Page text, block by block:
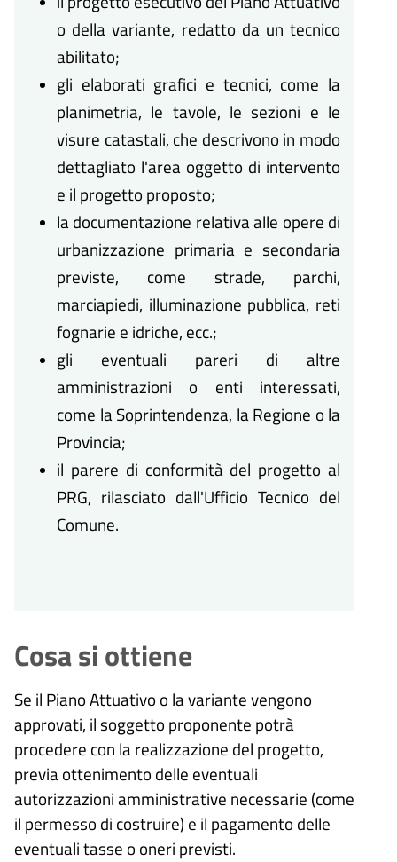
o della variante, redatto da un tecnico
abilitato;
gli elaborati grafici e tecnici, come la
planimetria, le tavole, le sezioni e le
visure catastali, che descrivono in modo
dettagliato l'area oggetto di intervento
e il progetto proposto;
la documentazione relativa alle opere di
urbanizzazione primaria e secondaria
previste, come strade, parchi,
marciapiedi, illuminazione pubblica, reti
fognarie e idriche, ecc.;
gli eventuali pareri di altre
amministrazioni o enti interessati,
come la Soprintendenza, la Regione o la
Provincia;
il parere di conformità del progetto al
PRG, rilasciato dall'Ufficio Tecnico del
Comune.
Cosa si ottiene
Se il Piano Attuativo o la variante vengono
approvati, il soggetto proponente potrà
procedere con la realizzazione del progetto,
previa ottenimento delle eventuali
autorizzazioni amministrative necessarie (come
il permesso di costruire) e il pagamento delle
eventuali tasse o oneri previsti.